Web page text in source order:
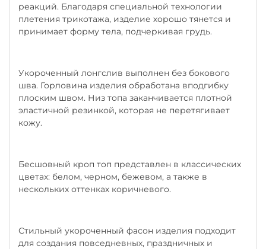
реакций. Благодаря специальной технологии
плетения трикотажа, изделие хорошо тянется и
принимает форму тела, подчеркивая грудь.
Укороченный лонгслив выполнен без бокового
шва. Горловина изделия обработана вподгибку
плоским швом. Низ топа заканчивается плотной
эластичной резинкой, которая не перетягивает
кожу.
Бесшовный кроп топ представлен в классических
цветах: белом, черном, бежевом, а также в
нескольких оттенках коричневого.
Стильный укороченный фасон изделия подходит
для создания повседневных, праздничных и